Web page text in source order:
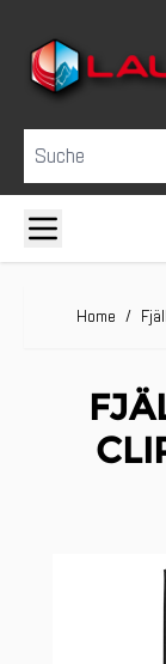
Suche
Home /
Clicken, um